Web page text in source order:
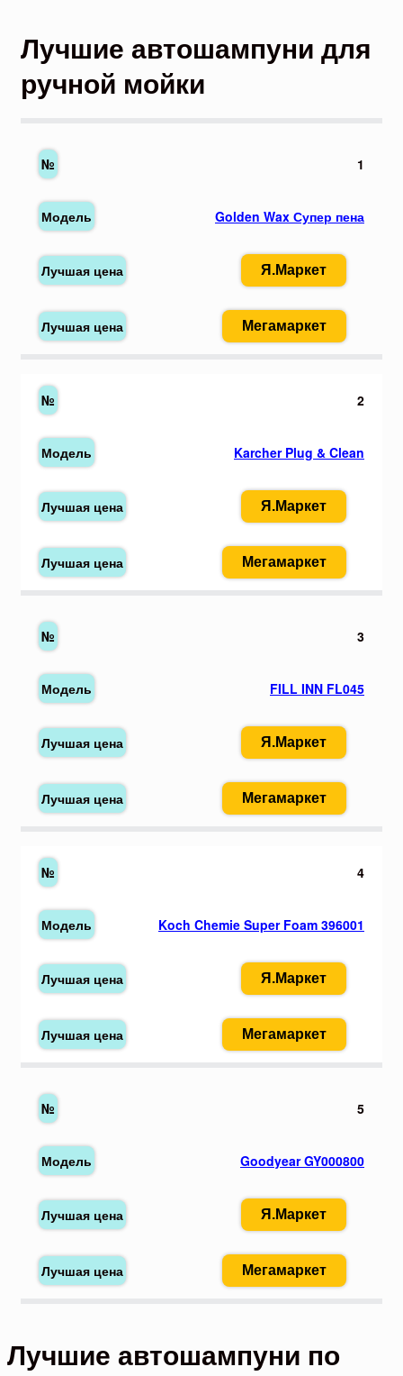
Лучшие автошампуни для
ручной мойки
1
Golden Wax Супер пена
Я.Маркет
Мегамаркет
2
Karcher Plug & Clean
Я.Маркет
Мегамаркет
3
FILL INN FL045
Я.Маркет
Мегамаркет
4
Koch Chemie Super Foam 396001
Я.Маркет
Мегамаркет
5
Goodyear GY000800
Я.Маркет
Мегамаркет
Лучшие автошампуни по